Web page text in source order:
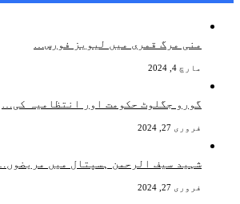
منی مرگ قمری میں لیویز فورس…
مارچ 4, 2024
گورو جگلوٹ حکومت اور انتظامیہ کی…
فروری 27, 2024
شہید سیف الرحمن ہسپتال میں مریضوں…
فروری 27, 2024